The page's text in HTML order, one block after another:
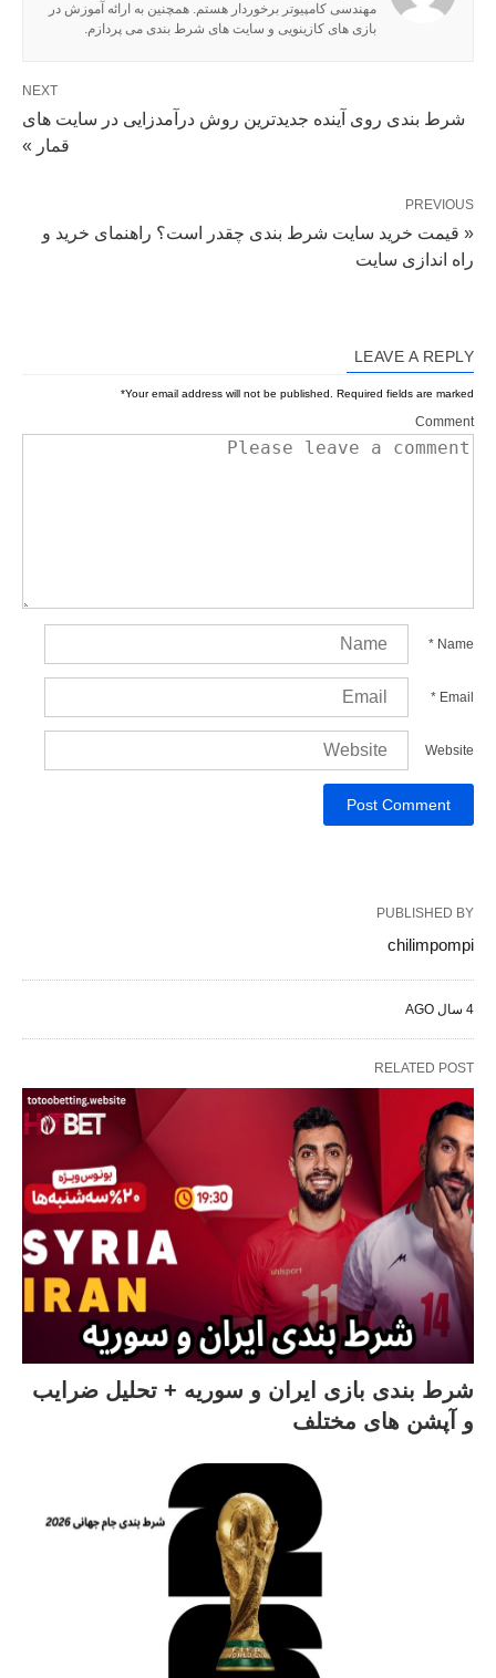
مهندسی کامپیوتر برخوردار هستم. همچنین به ارائه آموزش در
بازی های کازینویی و سایت های شرط بندی می پردازم.
NEXT
شرط بندی روی آینده جدیدترین روش درآمدزایی در سایت های
قمار »
PREVIOUS
« قیمت خرید سایت شرط بندی چقدر است؟ راهنمای خرید و
راه اندازی سایت
LEAVE A REPLY
Your email address will not be published. Required fields are marked
*
Comment
Name
*
Email
*
Website
PUBLISHED BY
chilimpompi
4 سال AGO
RELATED POST
شرط بندی بازی ایران و سوریه + تحلیل ضرایب
و آپشن های مختلف